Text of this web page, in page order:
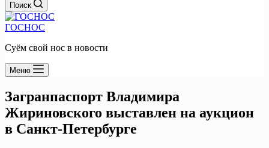
Поиск
ГОСНОС
Суём свой нос в новости
Меню
Загранпаспорт Владимира
Жириновского выставлен на аукцион
в Санкт-Петербурге